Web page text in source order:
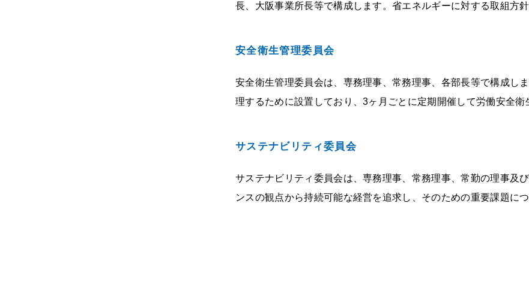
⾧、大阪事業所⾧等で構成します。省エネルギーに対する取組方
安全衛生管理委員会
安全衛生管理委員会は、専務理事、常務理事、各部⾧等で構成し
理するために設置しており、3ヶ月ごとに定期開催して労働安全衛
サステナビリティ委員会
サステナビリティ委員会は、専務理事、常務理事、常勤の理事及
ンスの観点から持続可能な経営を追求し、そのための重要課題に